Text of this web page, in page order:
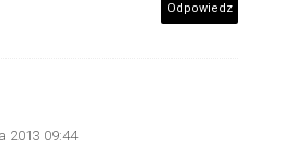
Odpowiedz
2013 09:44